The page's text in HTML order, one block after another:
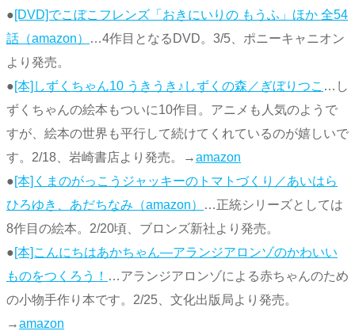
●[DVD]でこぼこフレンズ「おきにいりの もうふ」ほか 全54
話（amazon）
…4作目となるDVD。3/5、ポニーキャニオン
より発売。
●[本]しずくちゃん10 うきうき♪しずくの森／ぎぼりつこ …し
ずくちゃんの絵本もついに10作目。アニメも人気のようで
すが、絵本の世界も平行して続けてくれているのが嬉しいで
す。2/18、岩崎書店より発売。→amazon
●[本]くまのがっこうジャッキーのトマトづくり／あいはら
ひろゆき、あだちなみ（amazon）
…正統シリーズとしては
8作目の絵本。2/20頃、ブロンズ新社より発売。
●[本]こんにちはあかちゃん―アランジアロンゾのかわいい
ものをつくろう！ …アランジアロンゾによる赤ちゃんのため
の小物手作り本です。2/25、文化出版局より発売。
→amazon